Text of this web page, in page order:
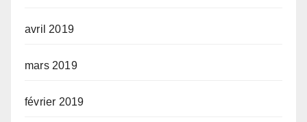
avril 2019
mars 2019
février 2019